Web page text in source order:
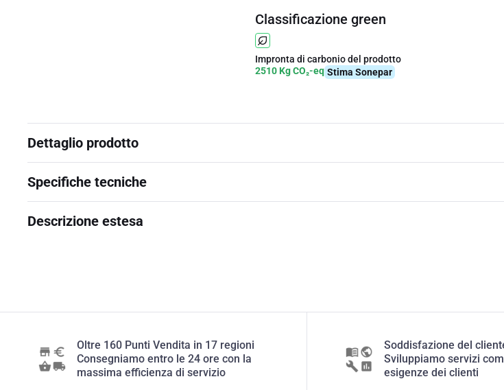
Classificazione green
Impronta di carbonio del prodotto
2510 Kg CO₂-eq Stima Sonepar
Dettaglio prodotto
Specifiche tecniche
Descrizione estesa
Oltre 160 Punti Vendita in 17 regioni
Consegniamo entro le 24 ore con la
massima efficienza di servizio
Soddisfazione del
Sviluppiamo servizi
esigenze dei clienti